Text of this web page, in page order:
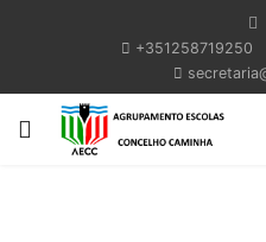
+351258719250